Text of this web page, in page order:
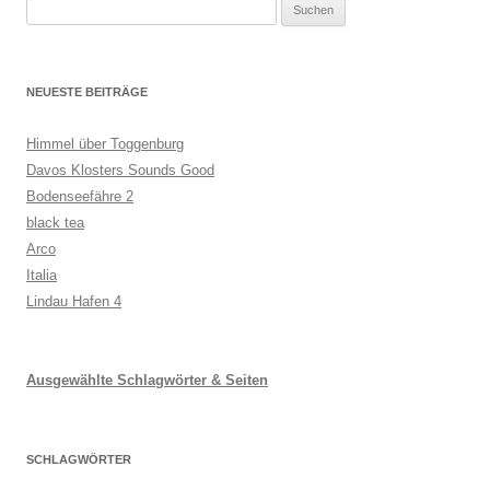
NEUESTE BEITRÄGE
Himmel über Toggenburg
Davos Klosters Sounds Good
Bodenseefähre 2
black tea
Arco
Italia
Lindau Hafen 4
Ausgewählte Schlagwörter & Seiten
SCHLAGWÖRTER